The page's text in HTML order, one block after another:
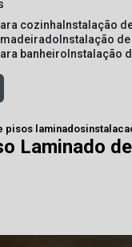
cozinha instalação
instalação
banheiro instalação
pisos laminados
Laminado